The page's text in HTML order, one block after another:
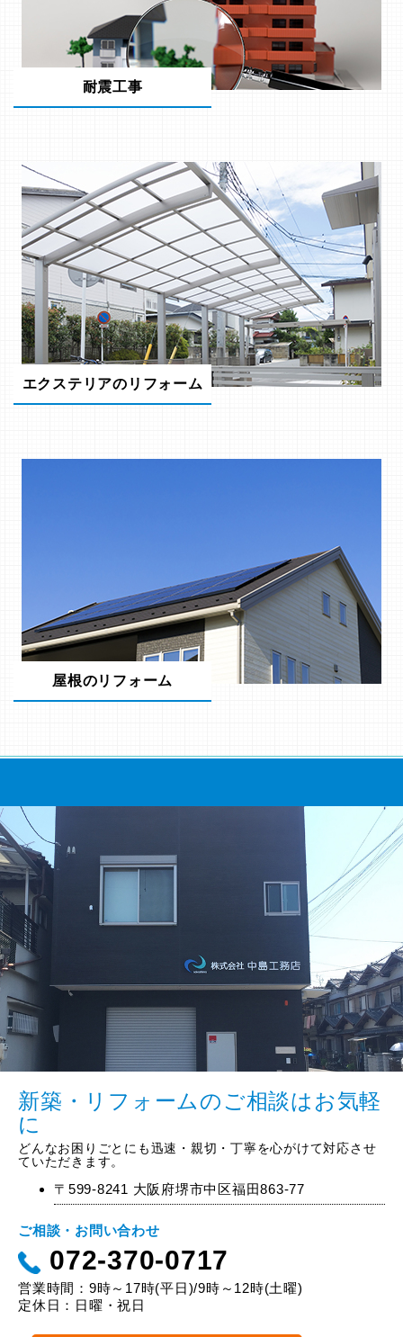
耐震工事
エクステリアのリフォーム
屋根のリフォーム
新築・リフォームのご相談はお気軽
に
どんなお困りごとにも迅速・親切・丁寧を心がけて対応させ
ていただきます。
〒599-8241 大阪府堺市中区福田863-77
ご相談・お問い合わせ
072-370-0717
営業時間：9時～17時(平日)/9時～12時(土曜)
定休日：日曜・祝日